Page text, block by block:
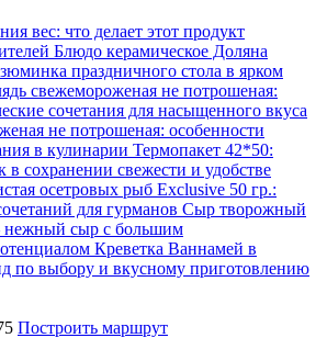
вес: что делает этот продукт
Блюдо керамическое Доляна
праздничного стола в ярком
свежемороженая не потрошеная:
сочетания для насыщенного вкуса
не потрошеная: особенности
в кулинарии Термопакет 42*50:
сохранении свежести и удобстве
осетровых рыб Exclusive 50 гр.:
для гурманов Сыр творожный
сыр с большим
Креветка Ваннамей в
по выбору и вкусному приготовлению
Построить маршрут